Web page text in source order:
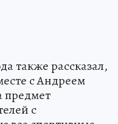
также рассказал,
с Андреем
предмет
с